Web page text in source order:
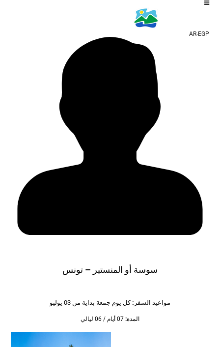
AR-EGP
سوسة أو المنستير – تونس
مواعيد السفر: كل يوم جمعة بداية من 03 يوليو
المدة: